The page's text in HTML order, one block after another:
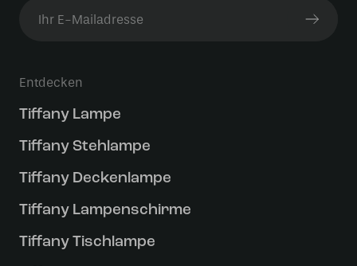
Entdecken
Tiffany Lampe
Tiffany Stehlampe
Tiffany Deckenlampe
Tiffany Lampenschirme
Tiffany Tischlampe